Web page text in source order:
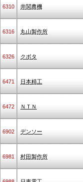
6310 井関農機
6316 丸山製作所
6326 クボタ
6471 日本精工
6472 ＮＴＮ
6902 デンソー
6981 村田製作所